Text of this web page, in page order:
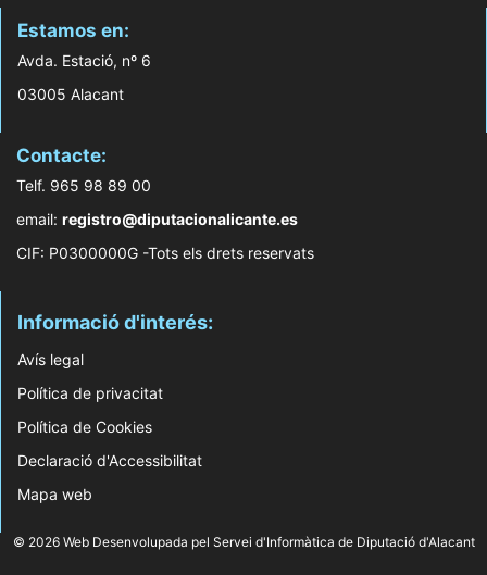
Estamos en:
Avda. Estació, nº 6
03005 Alacant
Contacte:
Telf. 965 98 89 00
email: registro@diputacionalicante.es
CIF: P0300000G -Tots els drets reservats
Informació d'interés:
Avís legal
Política de privacitat
Política de Cookies
Declaració d'Accessibilitat
Mapa web
© 2026 Web Desenvolupada pel Servei d'Informàtica de Diputació d'Alacant